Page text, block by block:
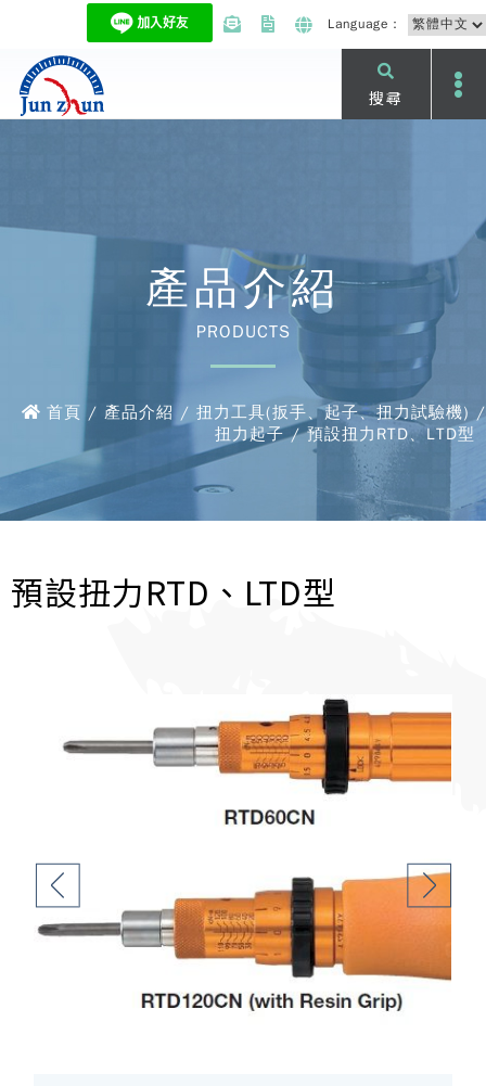
Language：
搜尋
產品介紹
PRODUCTS
首頁 / 產品介紹 / 扭力工具(扳手、起子、扭力試驗機) /
扭力起子 / 預設扭力RTD、LTD型
預設扭力RTD、LTD型